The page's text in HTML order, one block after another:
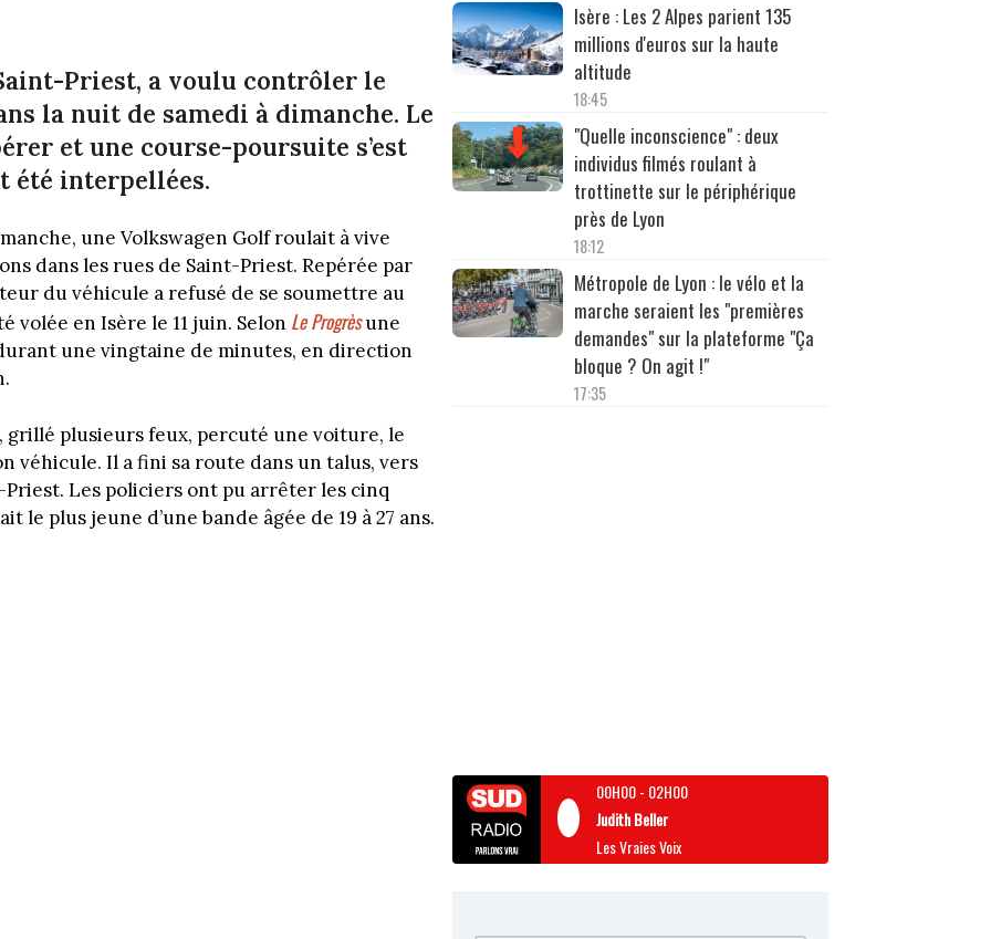
Priest, a voulu contrôler le
la nuit de samedi à dimanche. Le
et une course-poursuite s’est
été interpellées.
une Volkswagen Golf roulait à vive
dans les rues de Saint-Priest. Repérée par
du véhicule a refusé de se soumettre au
volée en Isère le 11 juin. Selon Le Progrèsune
une vingtaine de minutes, en direction
grillé plusieurs feux, percuté une voiture, le
véhicule. Il a fini sa route dans un talus, vers
Les policiers ont pu arrêter les cinq
le plus jeune d’une bande âgée de 19 à 27 ans.
Isère : Les 2 Alpes parient 135
millions d'euros sur la haute
altitude
18:45
"Quelle inconscience" : deux
individus filmés roulant à
trottinette sur le périphérique
près de Lyon
18:12
Métropole de Lyon : le vélo et la
marche seraient les "premières
demandes" sur la plateforme "Ça
bloque ? On agit !"
17:35
00H00- 02H00
Judith Beller
Les Vraies Voix